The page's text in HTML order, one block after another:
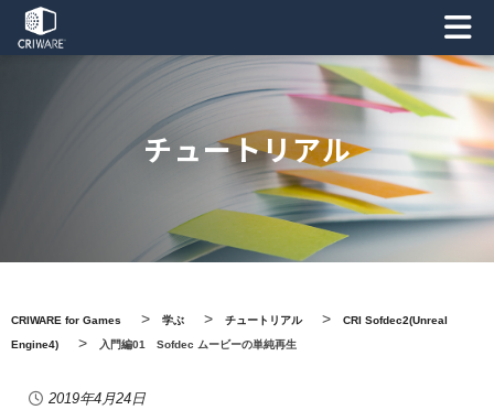
チュートリアル
CRIWARE for Games > 学ぶ > チュートリアル >
CRI Sofdec2(Unreal
Engine4)
> 入門編01 Sofdec ムービーの単純再生
2019年4月24日